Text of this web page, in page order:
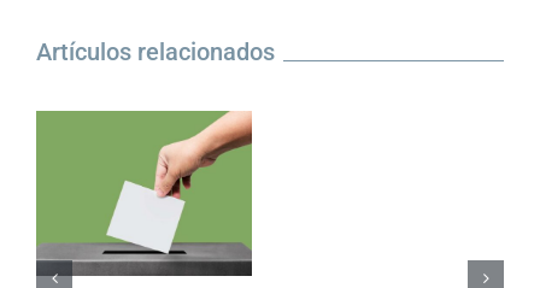
Artículos relacionados